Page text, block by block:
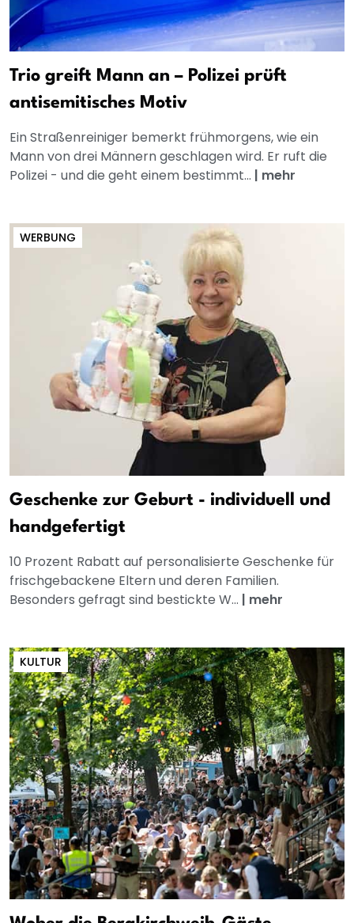
Trio greift Mann an – Polizei prüft
antisemitisches Motiv
Ein Straßenreiniger bemerkt frühmorgens, wie ein
Mann von drei Männern geschlagen wird. Er ruft die
Polizei - und die geht einem bestimmt... | mehr
WERBUNG
Geschenke zur Geburt - individuell und
handgefertigt
10 Prozent Rabatt auf personalisierte Geschenke für
frischgebackene Eltern und deren Familien.
Besonders gefragt sind bestickte W... | mehr
KULTUR